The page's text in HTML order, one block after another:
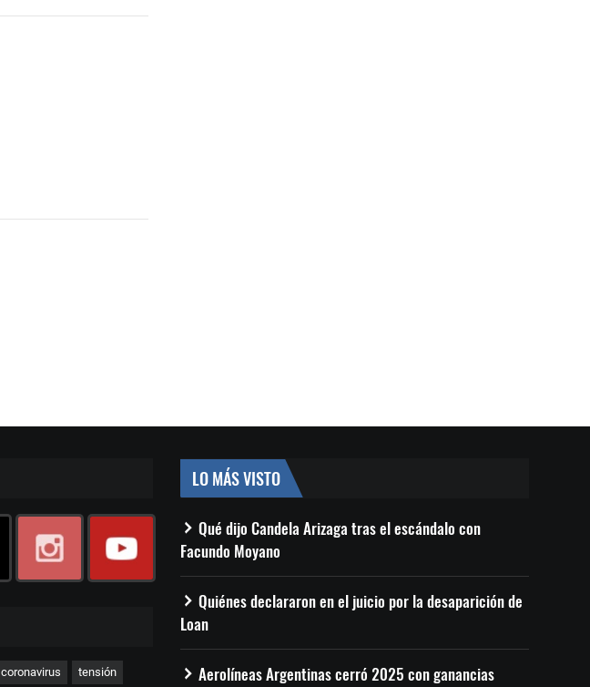
coronavirus tensión
LO MÁS VISTO
Qué dijo Candela Arizaga tras el escándalo con
Facundo Moyano
Quiénes declararon en el juicio por la desaparición de
Loan
Aerolíneas Argentinas cerró 2025 con ganancias